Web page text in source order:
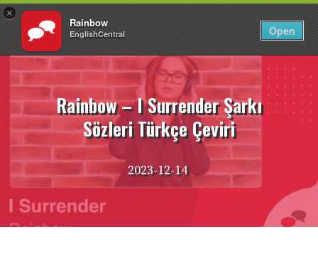
×
Rainbow
EnglishCentral Open
Giriş Yap TR
İçeriğe
atla
Rainbow – I Surrender Şarkı
Sözleri Türkçe Çeviri
2023-12-14